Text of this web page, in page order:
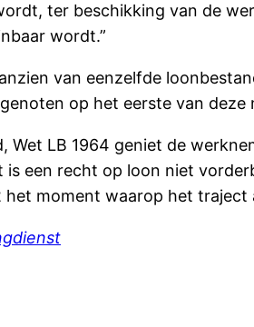
ter beschikking van de
wordt.”
van eenzelfde
op het eerste van deze
Wet LB 1964 geniet de
een recht op loon niet
het moment waarop het